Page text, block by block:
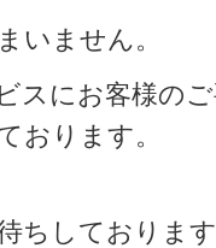
いません。
スにお客様の
おります。
ちしております